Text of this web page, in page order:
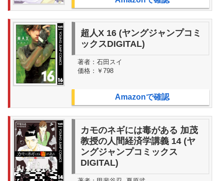
超人X 16 (ヤングジャンプコミ
ックスDIGITAL)
著者： 石田スイ
価格： ￥798
Amazonで確認
カモのネギには毒がある 加茂
教授の人間経済学講義 14 (ヤ
ングジャンプコミックス
DIGITAL)